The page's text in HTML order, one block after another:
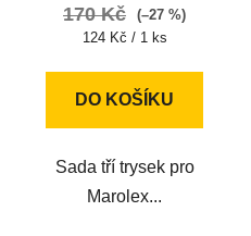
170 Kč
(–27 %)
Měrná
124 Kč / 1 ks
DO KOŠÍKU
Sada tří trysek pro
Marolex...